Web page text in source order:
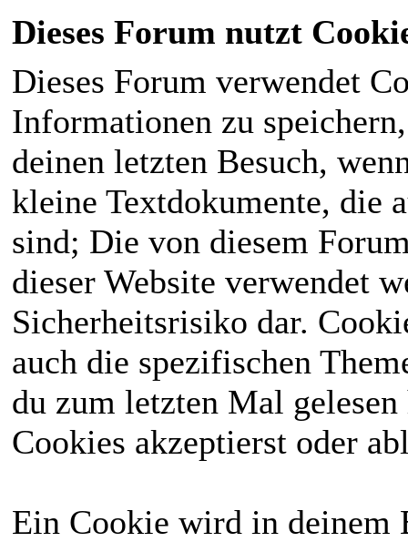
Dieses Forum nutzt
Dieses Forum verwendet
Informationen zu
deinen letzten Besuch,
kleine Textdokumente, die
sind; Die von diesem
dieser Website verwendet
Sicherheitsrisiko dar.
auch die spezifischen
du zum letzten Mal
Cookies akzeptierst oder
Ein Cookie wird in deinem